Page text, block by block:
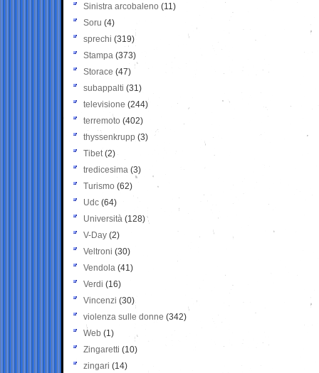
Sinistra arcobaleno (11)
Soru (4)
sprechi (319)
Stampa (373)
Storace (47)
subappalti (31)
televisione(244)
terremoto (402)
thyssenkrupp (3)
Tibet(2)
tredicesima (3)
Turismo (62)
Udc (64)
Università (128)
V-Day (2)
Veltroni (30)
Vendola (41)
Verdi (16)
Vincenzi (30)
violenza sulle donne (342)
Web (1)
Zingaretti (10)
zingari (14)